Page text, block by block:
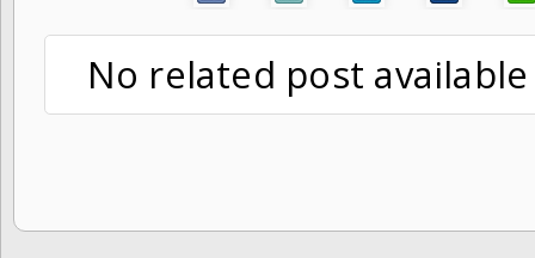
No related post available